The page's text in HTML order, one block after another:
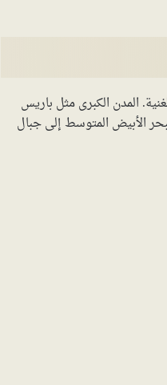
المدن الكبرى مثل باريس
الأبيض المتوسط إلى جبال